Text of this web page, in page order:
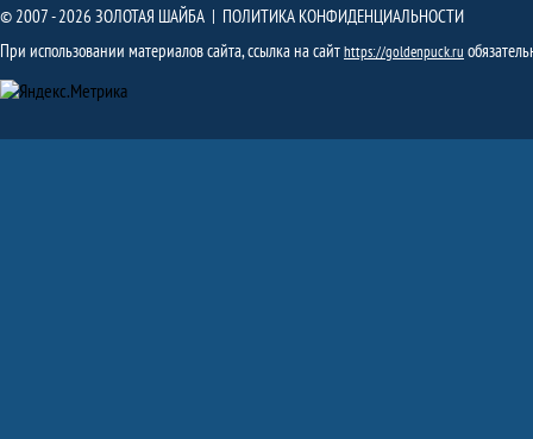
© 2007 - 2026 ЗОЛОТАЯ ШАЙБА | ПОЛИТИКА КОНФИДЕНЦИАЛЬНОСТИ
При использовании материалов сайта, ссылка на сайтhttps://goldenpuck.ru